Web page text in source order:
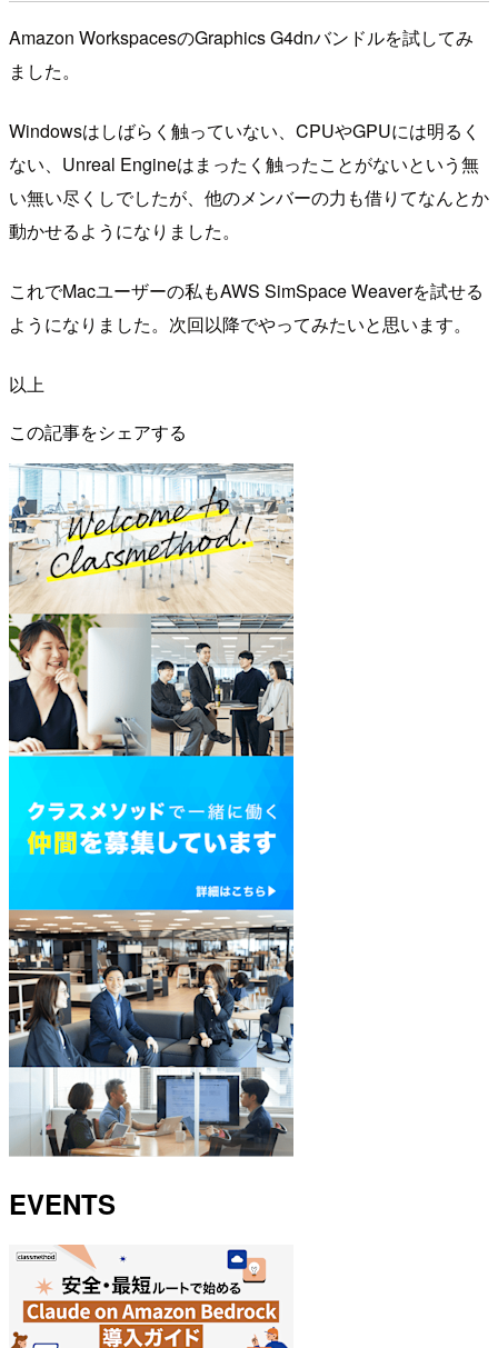
Amazon WorkspacesのGraphics G4dnバンドルを試してみ
ました。
Windowsはしばらく触っていない、CPUやGPUには明るく
ない、Unreal Engineはまったく触ったことがないという無
い無い尽くしでしたが、他のメンバーの力も借りてなんとか
動かせるようになりました。
これでMacユーザーの私もAWS SimSpace Weaverを試せる
ようになりました。次回以降でやってみたいと思います。
以上
この記事をシェアする
EVENTS